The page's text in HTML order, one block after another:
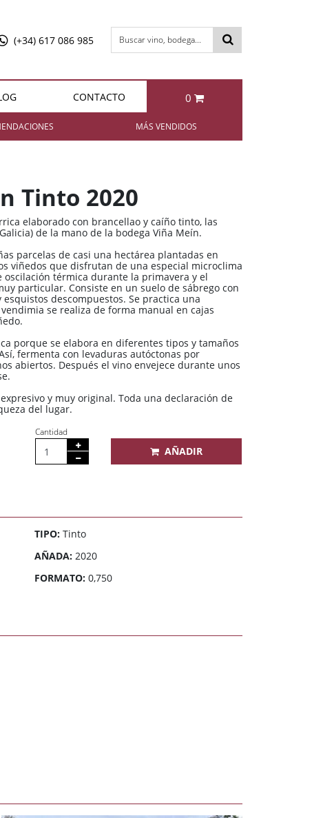
(+34) 617 086 985 Buscar vino, bodega...
85,95 €
Enrique Mendoza
Chardonnay 2024
11,35 €
49,95 €
Berta NIBBIO Grappa di
Barbera
49,95 €
MÁS VENDIDOS
CONTACTO
0
Total:
0,00 €
Tinto 2020
elaborado con brancellao y caíño tinto, las
de la mano de la bodega Viña Meín.
parcelas de casi una hectárea plantadas en
viñedos que disfrutan de una especial microclima
térmica durante la primavera y el
particular. Consiste en un suelo de sábrego con
descompuestos. Se practica una
se realiza de forma manual en cajas
porque se elabora en diferentes tipos y tamaños
fermenta con levaduras autóctonas por
abiertos. Después el vino envejece durante unos
y muy original. Toda una declaración de
del lugar.
Cantidad
AÑADIR
TIPO:Tinto
AÑADA:2020
FORMATO:0,750